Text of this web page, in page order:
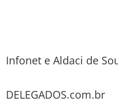
Infonet e Aldaci de
DELEGADOS.com.br